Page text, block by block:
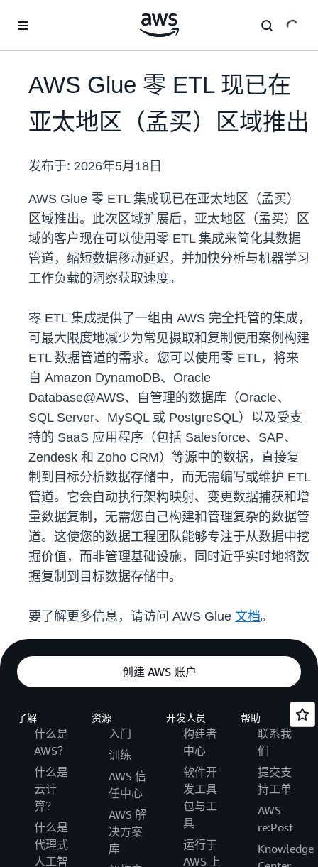
AWS Glue 零 ETL 现已在
亚太地区（孟买）区域推出
发布于: 2026年5月18日
AWS Glue 零 ETL 集成现已在亚太地区（孟买）
区域推出。此次区域扩展后，亚太地区（孟买）区
域的客户现在可以使用零 ETL 集成来简化其数据
管道，缩短数据移动延迟，并加快分析与机器学习
工作负载的洞察获取速度。
零 ETL 集成提供了一组由 AWS 完全托管的集成，
可最大限度地减少为常见摄取和复制使用案例构建
ETL 数据管道的需求。您可以使用零 ETL，将来
自 Amazon DynamoDB、Oracle
Database@AWS、自管理的数据库（Oracle、
SQL Server、MySQL 或 PostgreSQL）以及受支
持的 SaaS 应用程序（包括 Salesforce、SAP、
Zendesk 和 Zoho CRM）等源中的数据，直接复
制到目标分析数据存储中，而无需编写或维护 ETL
管道。它会自动执行架构映射、变更数据捕获和增
量数据复制，无需您自己构建和管理复杂的数据管
道。这使您的数据工程团队能够专注于从数据中挖
掘价值，而非管理基础设施，同时近乎实时地将数
据复制到目标数据存储中。
要了解更多信息，请访问 AWS Glue 文档。
创建 AWS 账户
了解
什么是
AWS？
什么是
云计
算？
什么是
代理式
人工智
资源
入门
训练
AWS 信
任中心
AWS 解
决方案
库
开发人员
构建者
中心
软件开
发工具
包与工
具
运行于
AWS 上
帮助
联系我
们
提交支
持工单
AWS
re:Post
Knowledge